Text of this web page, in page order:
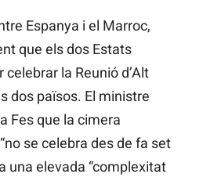
Espanya i el Marroc,
que els dos Estats
la Reunió d’Alt
dos països. El ministre
Fes que la cimera
se celebra des de fa set
una elevada “complexitat